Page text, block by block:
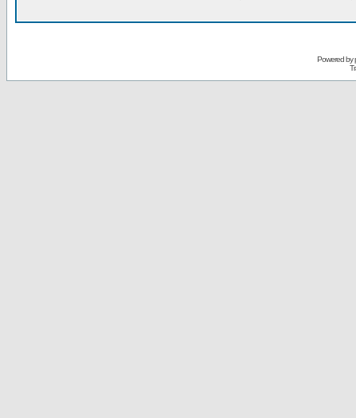
Powered by